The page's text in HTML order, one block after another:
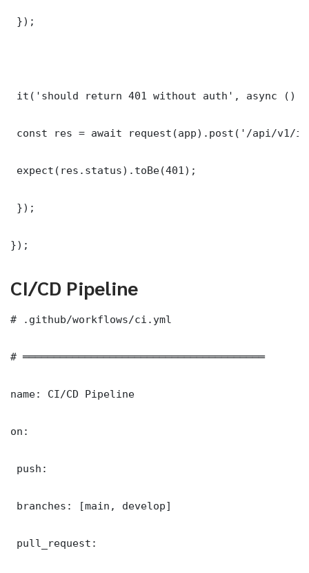
});
it('should return 401 without auth', async ()
const res = await request(app).post('/api/v1/
expect(res.status).toBe(401);
});
});
CI/CD Pipeline
# .github/workflows/ci.yml
# ═══════════════════════════════════════
name: CI/CD Pipeline
on:
push:
branches: [main, develop]
pull_request: